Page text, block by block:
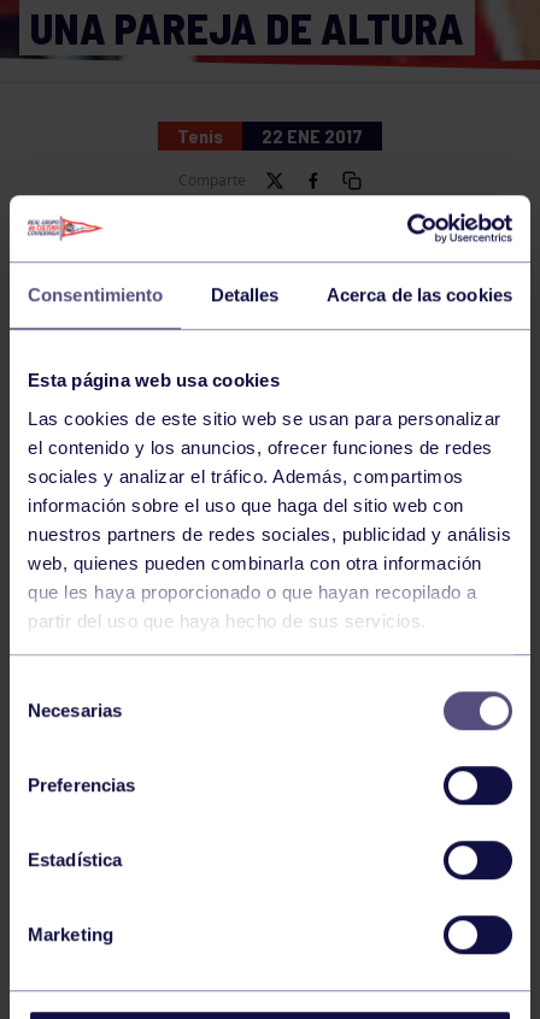
Consentimiento Detalles Acerca de las cookies
Esta página web usa cookies
Las cookies de este sitio web se usan para personalizar
el contenido y los anuncios, ofrecer funciones de redes
sociales y analizar el tráfico. Además, compartimos
información sobre el uso que haga del sitio web con
nuestros partners de redes sociales, publicidad y análisis
web, quienes pueden combinarla con otra información
que les haya proporcionado o que hayan recopilado a
partir del uso que haya hecho de sus servicios.
Necesarias
Preferencias
Estadística
Marketing
UNA PAREJA DE ALTURA
Tenis 22 ENE 2017
Comparte
NOTICIAS RELACIONADAS
Tenis 05 Ago 2026
VII TORNEO ABANCA